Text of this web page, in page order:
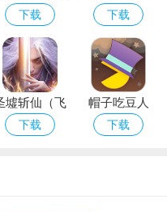
保护 - 新手玩家、团队坦克
法恢复快 术士(爆发群攻)、
的玩家。
后期养成的玩家。
广告无限复活
破解版
下载
载
下载
墟斩仙（飞
升版）
下载
帽子吃豆人
（PAC-MAN
下载